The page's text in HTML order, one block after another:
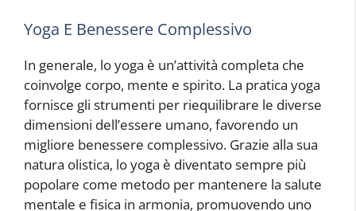
Yoga E Benessere Complessivo
In generale, lo yoga è un’attività completa che
coinvolge corpo, mente e spirito. La pratica yoga
fornisce gli strumenti per riequilibrare le diverse
dimensioni dell’essere umano, favorendo un
migliore benessere complessivo. Grazie alla sua
natura olistica, lo yoga è diventato sempre più
popolare come metodo per mantenere la salute
mentale e fisica in armonia, promuovendo uno